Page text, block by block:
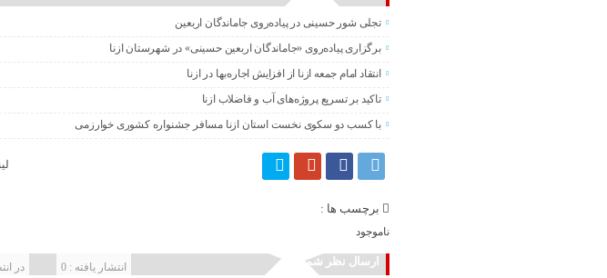
تجلی شور حسینی در پیاده‌روی جاماندگان اربعین
برگزاری پیاده‌روی «جاماندگان اربعین حسینی» در شهرستان ازنا
انتقاد امام جمعه ازنا از افزایش اجاره‌بها در ازنا
تاکید بر تسریع پروژه‌های آب و فاضلاب ازنا
با کسب دو سکوی نخست استان ازنا مسافر جشنواره کشوری خوارزمی
برچسب ها :
ناموجود
ارسال نظر شما در انتشار یافته : 0